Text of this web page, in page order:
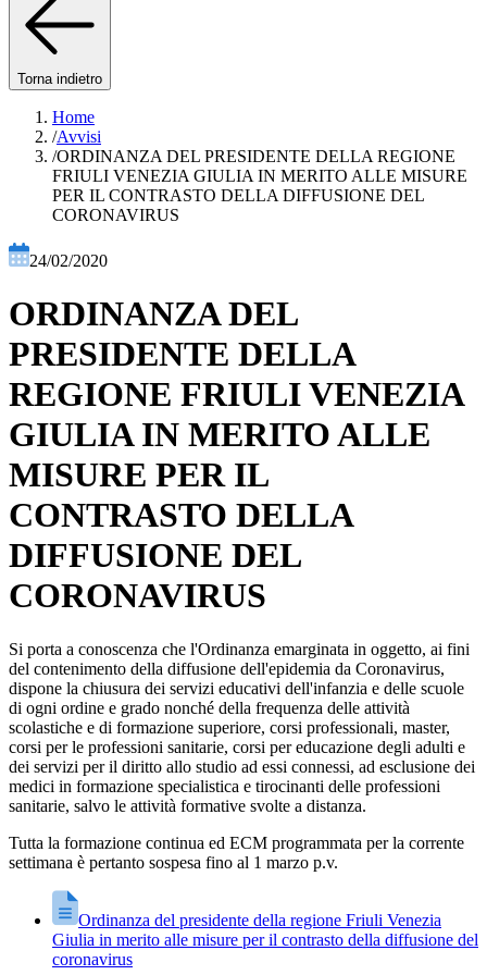
Torna indietro
Home
/Avvisi
/ORDINANZA DEL PRESIDENTE DELLA REGIONE
FRIULI VENEZIA GIULIA IN MERITO ALLE MISURE
PER IL CONTRASTO DELLA DIFFUSIONE DEL
CORONAVIRUS
24/02/2020
ORDINANZA DEL
PRESIDENTE DELLA
REGIONE FRIULI VENEZIA
GIULIA IN MERITO ALLE
MISURE PER IL
CONTRASTO DELLA
DIFFUSIONE DEL
CORONAVIRUS
Si porta a conoscenza che l'Ordinanza emarginata in oggetto, ai fini
del contenimento della diffusione dell'epidemia da Coronavirus,
dispone la chiusura dei servizi educativi dell'infanzia e delle scuole
di ogni ordine e grado nonché della frequenza delle attività
scolastiche e di formazione superiore, corsi professionali, master,
corsi per le professioni sanitarie, corsi per educazione degli adulti e
dei servizi per il diritto allo studio ad essi connessi, ad esclusione dei
medici in formazione specialistica e tirocinanti delle professioni
sanitarie, salvo le attività formative svolte a distanza.
Tutta la formazione continua ed ECM programmata per la corrente
settimana è pertanto sospesa fino al 1 marzo p.v.
Ordinanza del presidente della regione Friuli Venezia
Giulia in merito alle misure per il contrasto della diffusione del
coronavirus